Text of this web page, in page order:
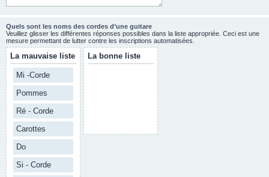
Quels sont les noms des cordes d’une guitare
Veuillez glisser les différentes réponses possibles dans la liste appropriée. Ceci est une
mesure permettant de lutter contre les inscriptions automatisées.
La mauvaise liste
Mi -Corde
Pommes
Ré - Corde
Carottes
Do
Si - Corde
La bonne liste